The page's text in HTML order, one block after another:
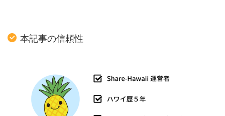
本記事の信頼性